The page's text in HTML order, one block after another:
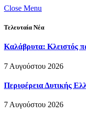
Close Menu
Τελευταία Νέα
Καλάβρυτα: Κλειστός
7 Αυγούστου 2026
Περιφέρεια Δυτικής
7 Αυγούστου 2026